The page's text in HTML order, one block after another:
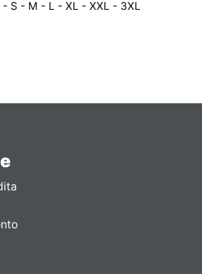
S - M - L - XL - XXL - 3XL